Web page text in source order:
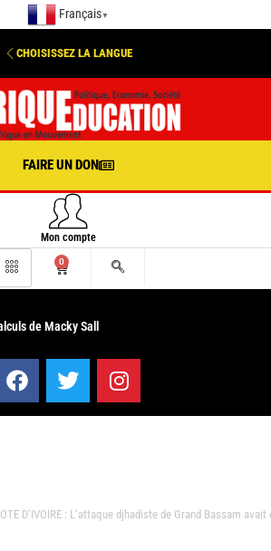
Français ▼
CHOISISSEZ LA LANGUE
FAIRE UN DON
Mon compte
0
de Macky Sall
D’IVOIRE : L’attaque djhadiste de Grand Bassam